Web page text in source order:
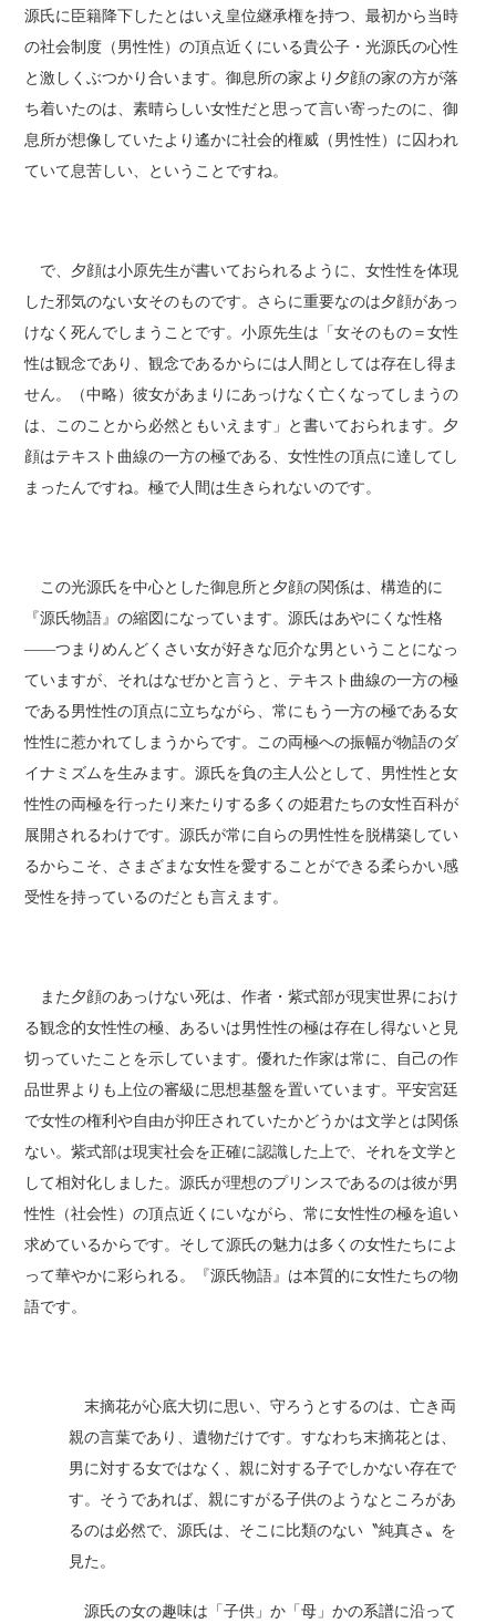
源氏に臣籍降下したとはいえ皇位継承権を持つ、最初から当時
の社会制度（男性性）の頂点近くにいる貴公子・光源氏の心性
と激しくぶつかり合います。御息所の家より夕顔の家の方が落
ち着いたのは、素晴らしい女性だと思って言い寄ったのに、御
息所が想像していたより遙かに社会的権威（男性性）に囚われ
ていて息苦しい、ということですね。
で、夕顔は小原先生が書いておられるように、女性性を体現
した邪気のない女そのものです。さらに重要なのは夕顔があっ
けなく死んでしまうことです。小原先生は「女そのもの＝女性
性は観念であり、観念であるからには人間としては存在し得ま
せん。（中略）彼女があまりにあっけなく亡くなってしまうの
は、このことから必然ともいえます」と書いておられます。夕
顔はテキスト曲線の一方の極である、女性性の頂点に達してし
まったんですね。極で人間は生きられないのです。
この光源氏を中心とした御息所と夕顔の関係は、構造的に
『源氏物語』の縮図になっています。源氏はあやにくな性格
――つまりめんどくさい女が好きな厄介な男ということになっ
ていますが、それはなぜかと言うと、テキスト曲線の一方の極
である男性性の頂点に立ちながら、常にもう一方の極である女
性性に惹かれてしまうからです。この両極への振幅が物語のダ
イナミズムを生みます。源氏を負の主人公として、男性性と女
性性の両極を行ったり来たりする多くの姫君たちの女性百科が
展開されるわけです。源氏が常に自らの男性性を脱構築してい
るからこそ、さまざまな女性を愛することができる柔らかい感
受性を持っているのだとも言えます。
また夕顔のあっけない死は、作者・紫式部が現実世界におけ
る観念的女性性の極、あるいは男性性の極は存在し得ないと見
切っていたことを示しています。優れた作家は常に、自己の作
品世界よりも上位の審級に思想基盤を置いています。平安宮廷
で女性の権利や自由が抑圧されていたかどうかは文学とは関係
ない。紫式部は現実社会を正確に認識した上で、それを文学と
して相対化しました。源氏が理想のプリンスであるのは彼が男
性性（社会性）の頂点近くにいながら、常に女性性の極を追い
求めているからです。そして源氏の魅力は多くの女性たちによ
って華やかに彩られる。『源氏物語』は本質的に女性たちの物
語です。
末摘花が心底大切に思い、守ろうとするのは、亡き両
親の言葉であり、遺物だけです。すなわち末摘花とは、
男に対する女ではなく、親に対する子でしかない存在で
す。そうであれば、親にすがる子供のようなところがあ
るのは必然で、源氏は、そこに比類のない〝純真さ〟を
見た。
源氏の女の趣味は「子供」か「母」かの系譜に沿って